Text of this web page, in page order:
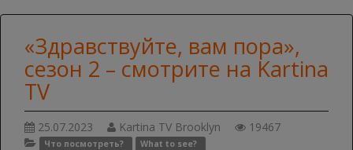
«Здравствуйте, вам пора»,
сезон 2 – смотрите на Kartina
TV
25.07.2023 Kartina TV Brooklyn 19467
Что посмотреть? What to see?